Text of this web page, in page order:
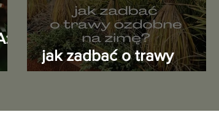
jak zadbać o trawy
ozdobne przed zimą?